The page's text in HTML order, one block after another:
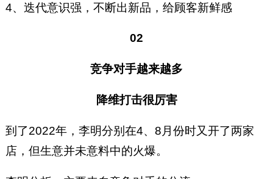
4、迭代意识强，不断出新品，给顾客新鲜感
02
竞争对手越来越多
降维打击很厉害
到了2022年，李明分别在4、8月份时又开了两家
店，但生意并未意料中的火爆。